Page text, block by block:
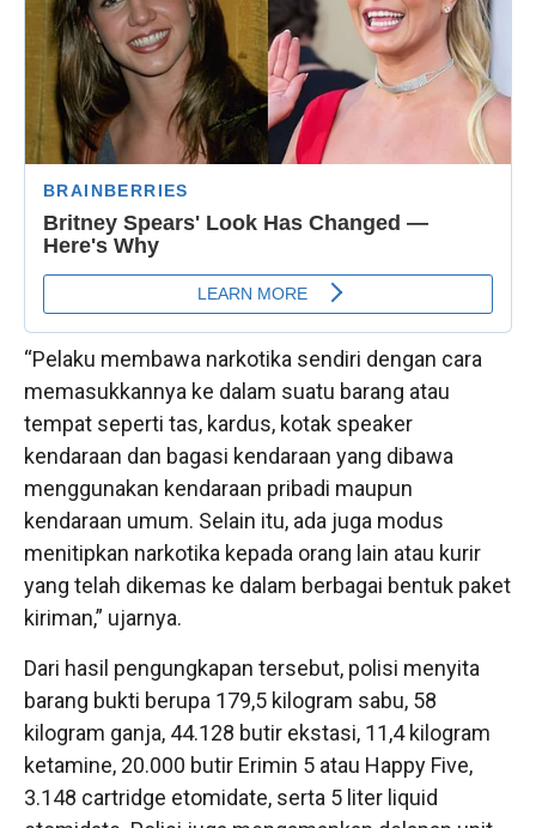
“Pelaku membawa narkotika sendiri dengan cara
memasukkannya ke dalam suatu barang atau
tempat seperti tas, kardus, kotak speaker
kendaraan dan bagasi kendaraan yang dibawa
menggunakan kendaraan pribadi maupun
kendaraan umum. Selain itu, ada juga modus
menitipkan narkotika kepada orang lain atau kurir
yang telah dikemas ke dalam berbagai bentuk paket
kiriman,” ujarnya.
Dari hasil pengungkapan tersebut, polisi menyita
barang bukti berupa 179,5 kilogram sabu, 58
kilogram ganja, 44.128 butir ekstasi, 11,4 kilogram
ketamine, 20.000 butir Erimin 5 atau Happy Five,
3.148 cartridge etomidate, serta 5 liter liquid